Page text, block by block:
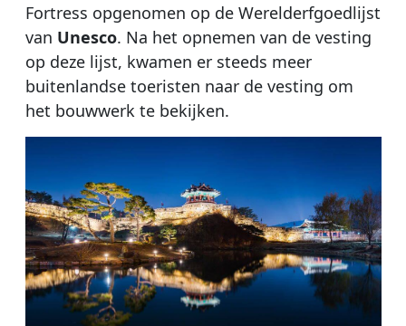
Fortress opgenomen op de Werelderfgoedlijst
van Unesco. Na het opnemen van de vesting
op deze lijst, kwamen er steeds meer
buitenlandse toeristen naar de vesting om
het bouwwerk te bekijken.